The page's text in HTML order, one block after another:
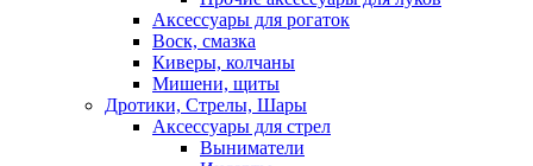
Аксессуары для рогаток
Воск, смазка
Киверы, колчаны
Мишени, щиты
Дротики, Стрелы, Шары
Аксессуары для стрел
Выниматели